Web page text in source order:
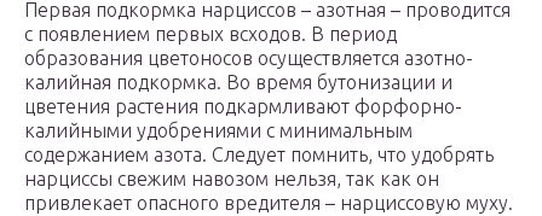
Первая подкормка нарциссов – азотная – проводится
с появлением первых всходов. В период
образования цветоносов осуществляется азотно-
калийная подкормка. Во время бутонизации и
цветения растения подкармливают форфорно-
калийными удобрениями с минимальным
содержанием азота. Следует помнить, что удобрять
нарциссы свежим навозом нельзя, так как он
привлекает опасного вредителя – нарциссовую муху.